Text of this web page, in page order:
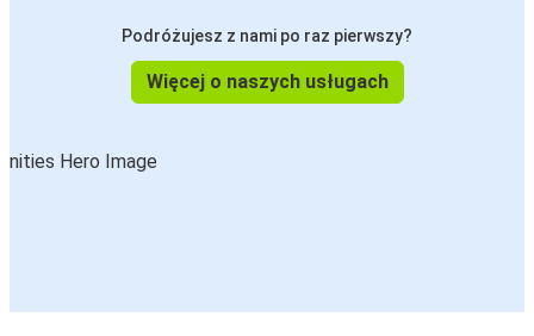
Podróżujesz z nami po raz pierwszy?
Więcej o naszych usługach